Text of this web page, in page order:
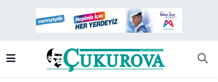
Mersin Hava Durumu